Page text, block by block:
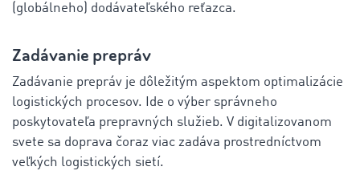
(globálneho) dodávateľského reťazca.
Zadávanie prepráv
Zadávanie prepráv je dôležitým aspektom optimalizácie
logistických procesov. Ide o výber správneho
poskytovateľa prepravných služieb. V digitalizovanom
svete sa doprava čoraz viac zadáva prostredníctvom
veľkých logistických sietí.